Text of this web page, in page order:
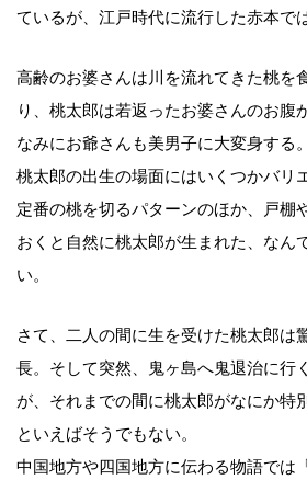
ているが、江戸時代に流行した赤本で
高齢のお婆さんは川を流れてきた桃を
り、桃太郎は若返ったお婆さんのお腹
なみにお爺さんも美男子に大変身する。
桃太郎の出生の場面にはいくつかバリ
定番の桃を切るパターンのほか、戸棚
おくと自然に桃太郎が生まれた、なん
い。
さて、二人の間に生を受けた桃太郎は
長。そして突然、鬼ヶ島へ鬼退治に行
が、それまでの間に桃太郎がなにか特
といえばそうでもない。
中国地方や四国地方に伝わる物語では